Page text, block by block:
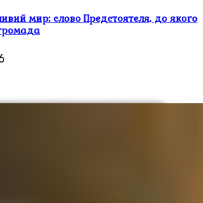
мир: слово Предстоятеля, до якого